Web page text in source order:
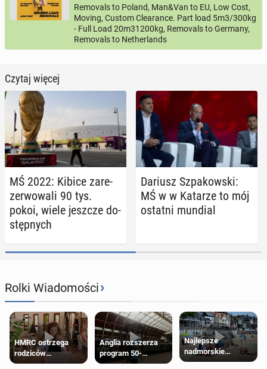
Removals to Poland, Man&Van to EU, Low Cost,
Moving, Custom Clearance. Part load 5m3/300kg
- Full Load 20m31200kg, Removals to Germany,
Removals to Netherlands
Czytaj więcej
MŚ 2022: Kibice za­re­
zer­wo­wa­li 90 tys.
pokoi, wiele jeszcze do­
stęp­nych
Dariusz Szpa­kow­ski:
MŚ w w Katarze to mój
ostatni mundial
Rolki Wiadomości›
HMRC ostrzega
rodziców
pobierających Child
Anglia rozszerza
program 50-
procentowych
Najlepsze
nadmorskie
miasteczko blisko